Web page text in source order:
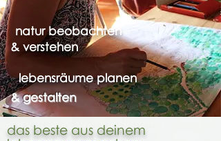
empathie & verbundenheit erleben
natur beobachten
& verstehen
lebensräume planen
& gestalten
das beste aus deinem